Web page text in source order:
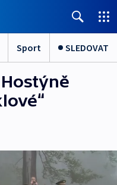
Sport SLEDOVAT